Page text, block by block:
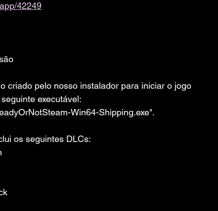
42249
criado pelo nosso instalador para iniciar o jogo
executável:
Win64-Shipping.exe".
os seguintes DLCs: